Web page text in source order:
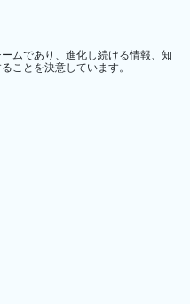
ムであり、進化し続ける情報、知
ことを決意しています。